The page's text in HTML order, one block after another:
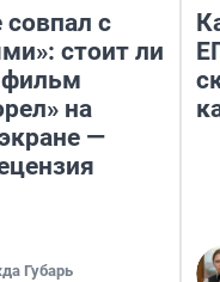
с
стоит ли
на
—
Губарь